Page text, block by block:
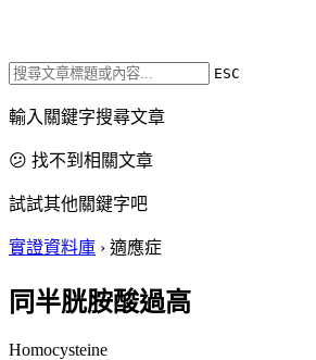
ESC
輸入關鍵字搜尋文章
😕 找不到相關文章
試試其他關鍵字吧
實證資料庫 › 適應症
同半胱胺酸過高
Homocysteine